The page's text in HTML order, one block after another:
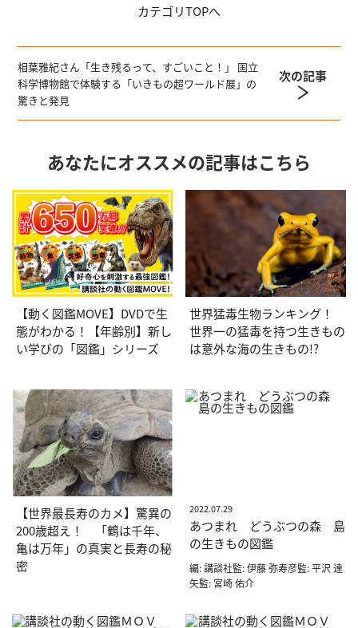
カテゴリTOPへ
相葉雅紀さん「生き残るって、すごいこと！」 国立
科学博物館で体験する「いきもの超ワールド展」の
驚きと発見
次の記事
あなたにオススメの記事はこちら
【動く図鑑MOVE】DVDで生
態がわかる！【年齢別】新し
い学びの「図鑑」シリーズ
世界猛毒生物ランキング！
世界一の猛毒を持つ生きもの
は意外な海の生きもの!?
【世界最長寿のカメ】驚異の
200歳超え！ 「鶴は千年、
亀は万年」の真実と長寿の秘
密
2022.07.29
あつまれ どうぶつの森 島
の生きもの図鑑
編: 講談社監: 伊藤 弥寿彦監: 平沢 達
矢監: 宮崎 佑介